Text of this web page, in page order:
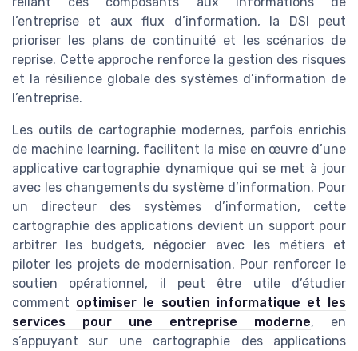
l’entreprise et aux flux d’information, la DSI peut
prioriser les plans de continuité et les scénarios de
reprise. Cette approche renforce la gestion des risques
et la résilience globale des systèmes d’information de
l’entreprise.
Les outils de cartographie modernes, parfois enrichis
de machine learning, facilitent la mise en œuvre d’une
applicative cartographie dynamique qui se met à jour
avec les changements du système d’information. Pour
un directeur des systèmes d’information, cette
cartographie des applications devient un support pour
arbitrer les budgets, négocier avec les métiers et
piloter les projets de modernisation. Pour renforcer le
soutien opérationnel, il peut être utile d’étudier
comment optimiser le soutien informatique et les
services pour une entreprise moderne, en
s’appuyant sur une cartographie des applications